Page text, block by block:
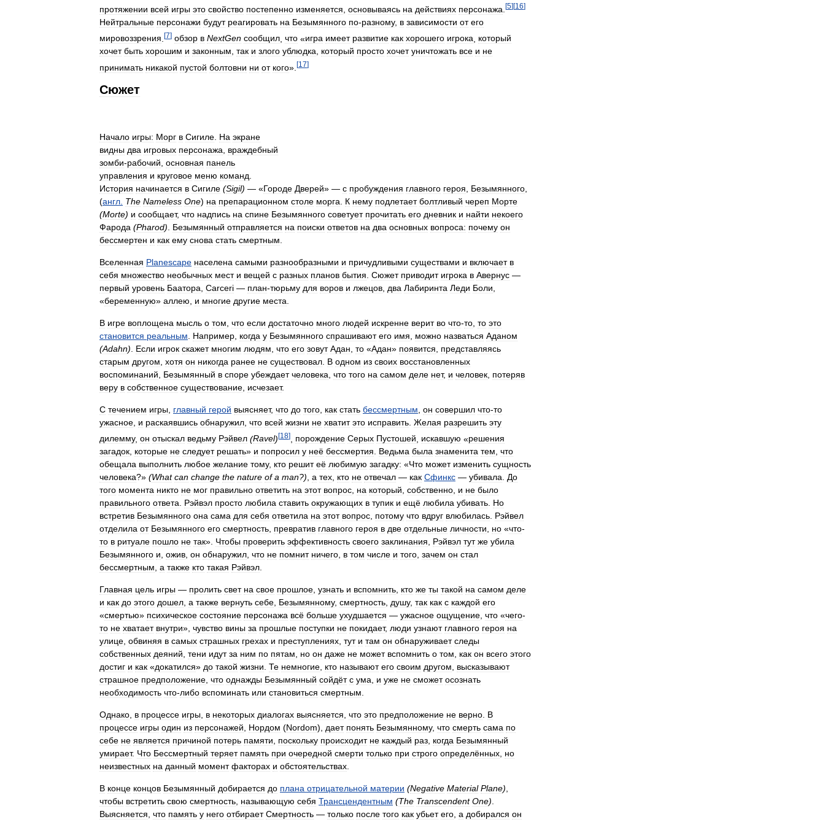
протяжении всей игры это свойство постепенно изменяется основываясь на действиях персонажа [5][16]
Нейтральные персонажи будут реагировать на Безымянного по-разному, в зависимости от его
мировоззрения [7] обзор в NextGen сообщил что «игра имеет развитие как хорошего игрока
который
хочет быть хорошим и законным так и злого ублюдка который просто хочет уничтожать все и не
принимать никакой пустой болтовни ни от кого». [17]
Сюжет
Начало игры: Морг в Сигиле На экране
видны два игровых персонажа
враждебный
зомби-рабочий основная панель
управления и круговое меню команд
История начинается в Сигиле (Sigil) — «Городе Дверей» — с пробуждения главного героя Безымянного
(англ The Nameless One) на препарационном столе морга К нему подлетает болтливый череп Морте
(Morte) и сообщает, что надпись на спине Безымянного советует прочитать его дневник и найти некоего
Фарода (Pharod) Безымянный отправляется на поиски ответов на два основных вопроса: почему он
бессмертен и как ему снова стать смертным
Вселенная Planescape населена самыми разнообразными и причудливыми существами и включает в
себя множество необычных мест и вещей с разных планов бытия Сюжет приводит игрока в Авернус —
первый уровень Баатора Carceri — план-тюрьму для воров и лжецов два Лабиринта Леди Боли
«беременную» аллею и многие другие места
В игре воплощена мысль о том что если достаточно много людей искренне верит во что-то то это
становится реальным Например когда у Безымянного спрашивают его имя можно назваться Аданом
(Adahn) Если игрок скажет многим людям что его зовут Адан то «Адан» появится
представляясь
старым другом хотя он никогда ранее не существовал В одном из своих восстановленных
воспоминаний
Безымянный в споре убеждает человека что того на самом деле нет, и человек потеряв
веру в собственное существование исчезает.
С течением игры главный герой выясняет, что до того как стать бессмертным он совершил что-то
ужасное и раскаявшись обнаружил что всей жизни не хватит это исправить Желая разрешить эту
дилемму, он отыскал ведьму Рэйвел (Ravel)[18] порождение Серых Пустошей искавшую «решения
загадок, которые не следует решать» и попросил у неё бессмертия. Ведьма была знаменита тем, что
обещала выполнить любое желание тому, кто решит её любимую загадку: «Что может изменить сущность
человека?» (What can change the nature of a man?), а тех, кто не отвечал — как Сфинкс — убивала. До
того момента никто не мог правильно ответить на этот вопрос, на который, собственно, и не было
правильного ответа. Рэйвэл просто любила ставить окружающих в тупик и ещё любила убивать. Но
встретив Безымянного она сама для себя ответила на этот вопрос, потому что вдруг влюбилась. Рэйвел
отделила от Безымянного его смертность, превратив главного героя в две отдельные личности, но «что-
то в ритуале пошло не так». Чтобы проверить эффективность своего заклинания, Рэйвэл тут же убила
Безымянного и, ожив, он обнаружил, что не помнит ничего, в том числе и того, зачем он стал
бессмертным, а также кто такая Рэйвэл.
Главная цель игры — пролить свет на свое прошлое, узнать и вспомнить, кто же ты такой на самом деле
и как до этого дошел, а также вернуть себе, Безымянному, смертность, душу, так как с каждой его
«смертью» психическое состояние персонажа всё больше ухудшается — ужасное ощущение, что «чего-
то не хватает внутри», чувство вины за прошлые поступки не покидает, люди узнают главного героя на
улице, обвиняя в самых страшных грехах и преступлениях, тут и там он обнаруживает следы
собственных деяний, тени идут за ним по пятам, но он даже не может вспомнить о том, как он всего этого
достиг и как «докатился» до такой жизни. Те немногие, кто называют его своим другом, высказывают
страшное предположение, что однажды Безымянный сойдёт с ума, и уже не сможет осознать
необходимость что-либо вспоминать или становиться смертным.
Однако, в процессе игры, в некоторых диалогах выясняется, что это предположение не верно. В
процессе игры один из персонажей, Нордом (Nordom), дает понять Безымянному, что смерть сама по
себе не является причиной потерь памяти, поскольку происходит не каждый раз, когда Безымянный
умирает. Что Бессмертный теряет память при очередной смерти только при строго определённых, но
неизвестных на данный момент факторах и обстоятельствах.
В конце концов Безымянный добирается до плана отрицательной материи (Negative Material Plane),
чтобы встретить свою смертность, называющую себя Трансцендентным (The Transcendent One).
Выясняется, что память у него отбирает Смертность — только после того как убьет его, а добирался он